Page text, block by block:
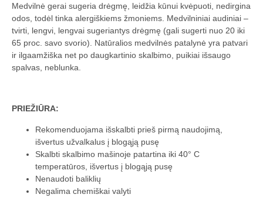
Medvilnė gerai sugeria drėgmę, leidžia kūnui kvėpuoti, nedirgina
odos, todėl tinka alergiškiems žmoniems. Medvilniniai audiniai –
tvirti, lengvi, lengvai sugeriantys drėgmę (gali sugerti nuo 20 iki
65 proc. savo svorio). Natūralios medvilnės patalynė yra patvari
ir ilgaamžiška net po daugkartinio skalbimo, puikiai išsaugo
spalvas, neblunka.
PRIEŽIŪRA:
Rekomenduojama išskalbti prieš pirmą naudojimą,
išvertus užvalkalus į blogąją pusę
Skalbti skalbimo mašinoje patartina iki 40° C
temperatūros, išvertus į blogąją pusę
Nenaudoti baliklių
Negalima chemiškai valyti